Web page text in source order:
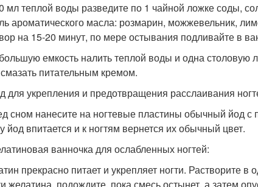
мл теплой воды разведите по 1 чайной ложке соды,
ароматического масла: розмарин, можжевельник,
на 15-20 минут, по мере остывания подливайте в
емкость налить теплой воды и одна столовую
смазать питательным кремом.
для укрепления и предотвращения расслаивания
сном нанесите на ногтевые пластины обычный йод
йод впитается и к ногтям вернется их обычный цвет.
ванночка для ослабленных ногтей:
прекрасно питает и укрепляет ногти. Растворите